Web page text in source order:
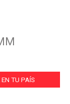
TU PAÍS